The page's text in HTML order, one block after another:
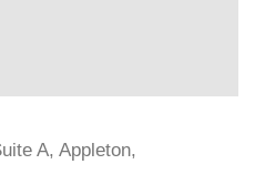
A, Appleton,